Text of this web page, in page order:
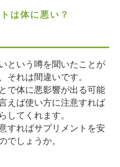
は体に悪い？
という噂を聞いたことが
それは間違いです。
で体に悪影響が出る可能
えば使い方に注意すれば
してくれます。
すればサプリメントを安
でしょうか。